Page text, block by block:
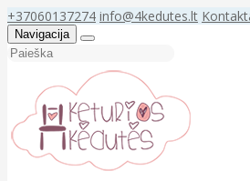
+37060137274 info@4kedutes.lt
Navigacija